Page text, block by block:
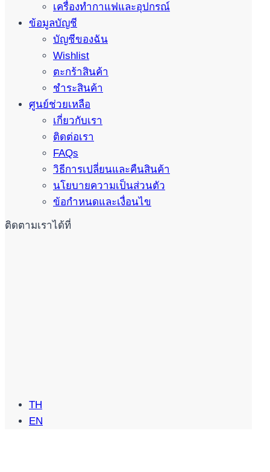
เครื่องทำกาแฟและอุปกรณ์
ข้อมูลบัญชี
บัญชีของฉัน
Wishlist
ตะกร้าสินค้า
ชำระสินค้า
ศูนย์ช่วยเหลือ
เกี่ยวกับเรา
ติดต่อเรา
FAQs
วิธีการเปลี่ยนและคืนสินค้า
นโยบายความเป็นส่วนตัว
ข้อกำหนดและเงื่อนไข
ติดตามเราได้ที่
TH
EN